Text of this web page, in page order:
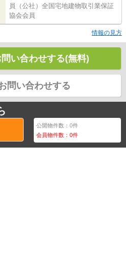
員（公社）全国宅地建物取引業保証
協会会員
情報の見方
い合わせする(無料)
問い合わせする
公開物件数：0件
会員物件数：0件